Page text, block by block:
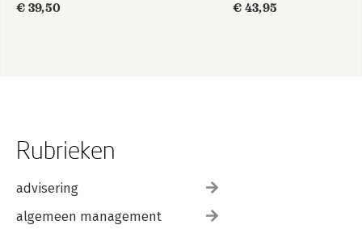
€ 39,50
€ 43,95
Rubrieken
advisering
algemeen management